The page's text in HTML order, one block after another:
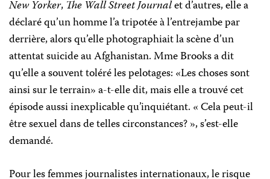
New Yorker, The Wall Street Journalet d’autres, elle a
déclaré qu’un homme l’a tripotée à l’entrejambe par
derrière, alors qu’elle photographiait la scène d’un
attentat suicide au Afghanistan. Mme Brooks a dit
qu’elle a souvent toléré les pelotages: «Les choses sont
ainsi sur le terrain» a-t-elle dit, mais elle a trouvé cet
épisode aussi inexplicable qu’inquiétant. « Cela peut-il
être sexuel dans de telles circonstances? », s’est-elle
demandé.
Pour les femmes journalistes internationaux, le risque